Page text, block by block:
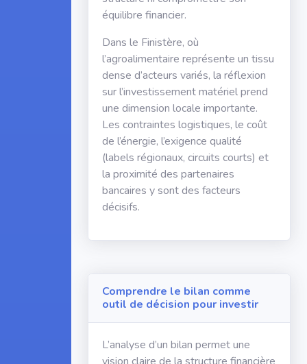
équilibre financier.
Dans le Finistère, où
l’agroalimentaire représente un tissu
dense d’acteurs variés, la réflexion
sur l’investissement matériel prend
une dimension locale importante.
Les contraintes logistiques, le coût
de l’énergie, l’exigence qualité
(labels régionaux, circuits courts) et
la proximité des partenaires
bancaires y sont des facteurs
décisifs.
Comprendre le bilan comme
outil de décision pour investir
L’analyse d’un bilan permet une